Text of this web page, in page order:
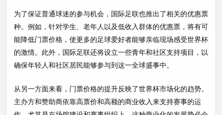
为了保证普通球迷的参与机会，国际足联也推出了相关的优惠票
种。例如，针对学生、老年人以及低收入群体的优惠票，将有可
能降低门票价格，使更多的足球爱好者能够亲临现场感受世界杯
的激情。此外，国际足联还将设立一些青年和社区支持项目，以
确保年轻人和社区居民能够参与到这一全球盛事中。
从另一方面来看，门票价格的提升反映了世界杯市场化的趋势。
主办方和赞助商依靠高票价和高额的商业收入来支持赛事的运